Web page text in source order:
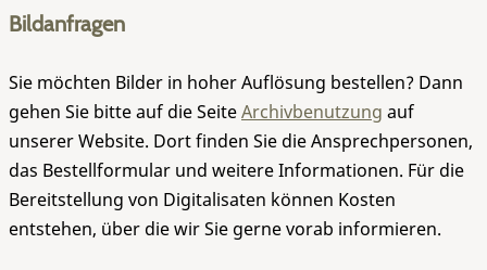
Bildanfragen
Sie möchten Bilder in hoher Auflösung bestellen? Dann
gehen Sie bitte auf die SeiteArchivbenutzung auf
unserer Website. Dort finden Sie die Ansprechpersonen,
das Bestellformular und weitere Informationen. Für die
Bereitstellung von Digitalisaten können Kosten
entstehen, über die wir Sie gerne vorab informieren.